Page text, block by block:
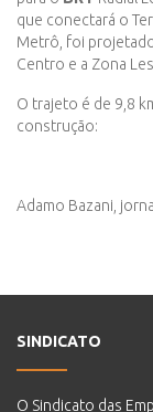
que conectará o
Metrô, foi
Centro e a Zona
O trajeto é de 9,8
construção:
Adamo Bazani,
SINDICATO
O Sindicato das